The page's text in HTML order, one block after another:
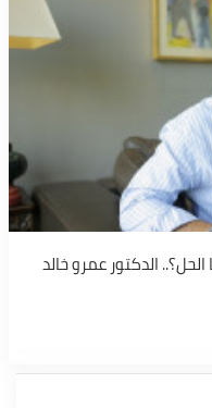
الدكتور عمرو خالد